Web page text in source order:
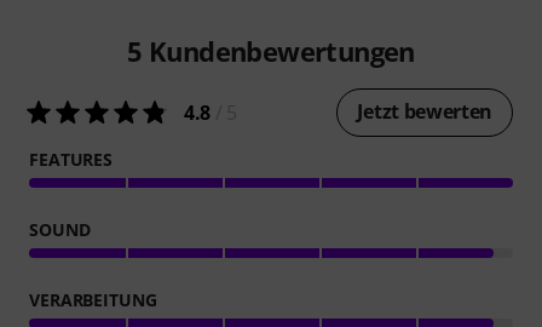
5 Kundenbewertungen
4.8 Jetzt bewerten
FEATURES
SOUND
VERARBEITUNG